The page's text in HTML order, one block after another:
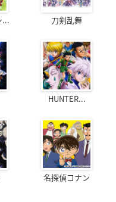
... 刀剣乱舞
HUNTER...
名探偵コナン